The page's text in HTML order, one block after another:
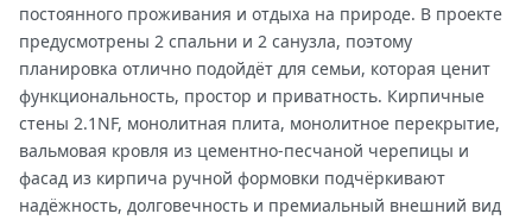
постоянного проживания и отдыха на природе. В проекте
предусмотрены 2 спальни и 2 санузла, поэтому
планировка отлично подойдёт для семьи, которая ценит
функциональность, простор и приватность. Кирпичные
стены 2.1NF, монолитная плита, монолитное перекрытие,
вальмовая кровля из цементно-песчаной черепицы и
фасад из кирпича ручной формовки подчёркивают
надёжность, долговечность и премиальный внешний вид